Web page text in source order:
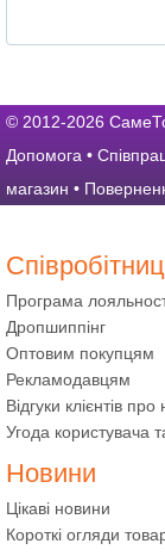
© 2012-2026
Допомога •
магазин •
Програма
Дропшиппінг
Оптовим покупцям
Рекламодавцям
Відгуки клієнтів про
Угода користувача
Новини
Цікаві новини
Короткі огляди